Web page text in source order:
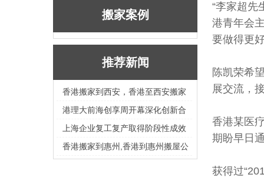
搬家案例
推荐新闻
香港搬家到西安，香港至西安搬家
公司
港理大前海创享周开幕深化创新合
作上海企业复工复产取得阶段性成效
香港搬家到惠州,香港到惠州搬屋公
“李家超先
港青年会
要做得更
陈凯荣希
展交流，
香港某医
期盼早日
获得过